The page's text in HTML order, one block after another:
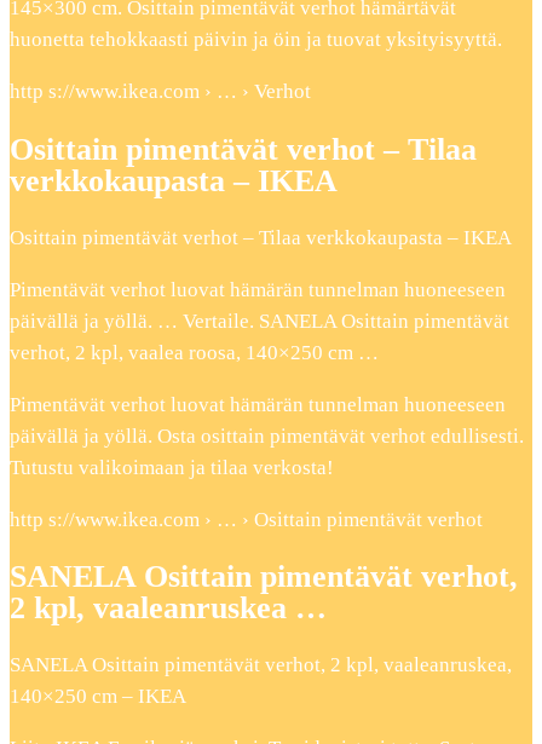
145×300 cm. Osittain pimentävät verhot hämärtävät
huonetta tehokkaasti päivin ja öin ja tuovat yksityisyyttä.
http s://www.ikea.com › … › Verhot
Osittain pimentävät verhot – Tilaa
verkkokaupasta – IKEA
Osittain pimentävät verhot – Tilaa verkkokaupasta – IKEA
Pimentävät verhot luovat hämärän tunnelman huoneeseen
päivällä ja yöllä. … Vertaile. SANELA Osittain pimentävät
verhot, 2 kpl, vaalea roosa, 140×250 cm …
Pimentävät verhot luovat hämärän tunnelman huoneeseen
päivällä ja yöllä. Osta osittain pimentävät verhot edullisesti.
Tutustu valikoimaan ja tilaa verkosta!
http s://www.ikea.com › … › Osittain pimentävät verhot
SANELA Osittain pimentävät verhot,
2 kpl, vaaleanruskea …
SANELA Osittain pimentävät verhot, 2 kpl, vaaleanruskea,
140×250 cm – IKEA